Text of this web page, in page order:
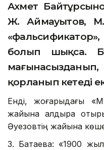
Ахмет
Ж. Аймауытов, М.
болып шықса.
мағынасызданып,
қорланып кетеді
Енді, жоғарыдағы
жайына қалдыра
Әуезовтің жайына
З. Батаева: «1900